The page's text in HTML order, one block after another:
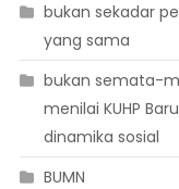
bukan sekadar
yang sama
bukan semata-
menilai KUHP
dinamika sosial
BUMN